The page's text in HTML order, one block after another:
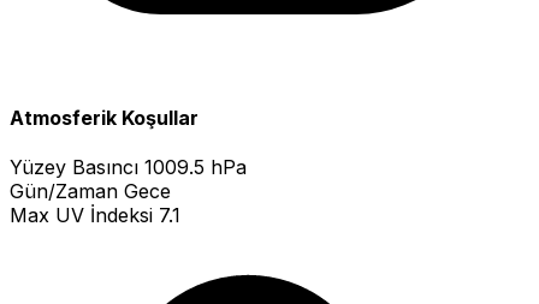
Atmosferik Koşullar
Yüzey Basıncı 1009.5 hPa
Gün/Zaman Gece
Max UV İndeksi 7.1